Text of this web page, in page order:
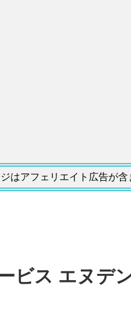
はアフェリエイト広告が含
ビス エヌデ